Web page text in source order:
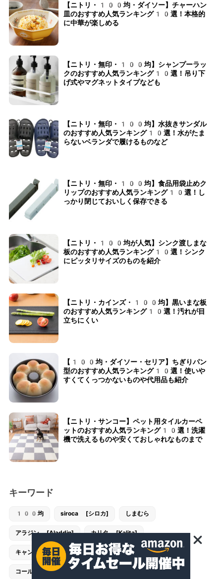
【ニトリ・100均・ダイソー】チャーハン
皿のおすすめ人気ランキング10選！本格的
に中華が楽しめる
【ニトリ・無印・100均】シャンプーラッ
クのおすすめ人気ランキング10選！吊り下
げ式やマグネットタイプなども
【ニトリ・無印・100均】水抜きサンダル
のおすすめ人気ランキング10選！水がたま
らないベランダで履けるものなど
【ニトリ・無印・100均】食品用袋止めク
リップのおすすめ人気ランキング10選！し
っかり閉じておいしく保存できる
【ニトリ・100均が人気】シンク渡しまな
板のおすすめ人気ランキング10選！シンク
にピッタリサイズのものを紹介
【ニトリ・カインズ・100均】黒いまな板
のおすすめ人気ランキング10選！汚れが目
立ちにくい
【100均・ダイソー・セリア】ちぎりパン
型のおすすめ人気ランキング10選！使いや
すくてくっつかないものや代用品も紹介
【ニトリ・サンコー】ペット用タイルカーペ
ットのおすすめ人気ランキング10選！洗濯
機で洗えるものや安くておしゃれなものまで
キーワード
100均 siroca [シロカ] しまむら
アラジン [Aladdin] カリタ [Kalita]
キャンドゥ [CanDo] キャンプ コンビ [combi]
コールマン [Coleman] スタンレー [STANLEY]